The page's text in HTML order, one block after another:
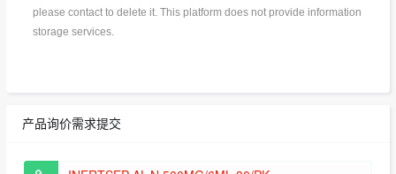
please contact to delete it. This platform does not provide information
storage services.
产品询价需求提交